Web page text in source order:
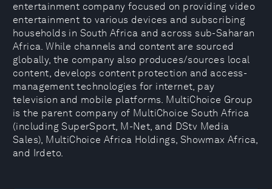
entertainment company focused on providing video
entertainment to various devices and subscribing
households in South Africa and across sub-Saharan
Africa. While channels and content are sourced
globally, the company also produces/sources local
content, develops content protection and access-
management technologies for internet, pay
television and mobile platforms. MultiChoice Group
is the parent company of MultiChoice South Africa
(including SuperSport, M-Net, and DStv Media
Sales), MultiChoice Africa Holdings, Showmax Africa,
and Irdeto.